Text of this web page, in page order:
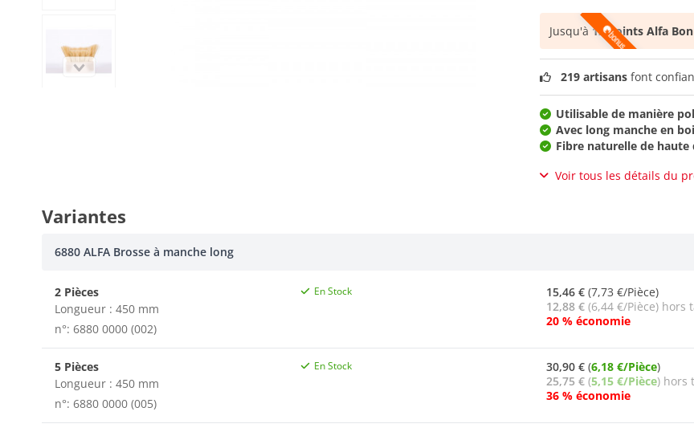
Jusqu'à12 points Alfa
219 artisans font
Utilisable de manière
Avec long manche en
Fibre naturelle de haute
Voir tous les détails du
Variantes
6880 ALFA Brosse à manche long
2 Pièces
Longueur : 450 mm
n°: 6880 0000 (002)
En Stock 15,46 € (7,73 €/Pièce)
12,88 € (6,44 €/Pièce) hors
20 % économie
5 Pièces
Longueur : 450 mm
n°: 6880 0000 (005)
En Stock 30,90 € (6,18 €/Pièce)
25,75 € (5,15 €/Pièce) hors
36 % économie